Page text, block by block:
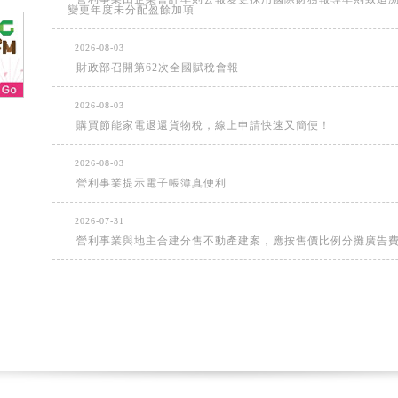
變更年度未分配盈餘加項
2026-08-03
財政部召開第62次全國賦稅會報
2026-08-03
購買節能家電退還貨物稅，線上申請快速又簡便！
2026-08-03
營利事業提示電子帳簿真便利
2026-07-31
營利事業與地主合建分售不動產建案，應按售價比例分攤廣告